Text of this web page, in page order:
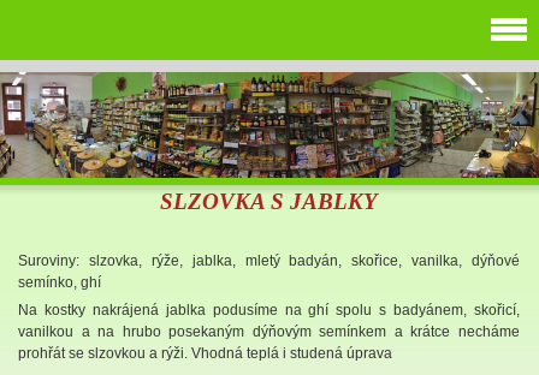
SLZOVKA S JABLKY
Suroviny: slzovka, rýže, jablka, mletý badyán, skořice, vanilka, dýňové
semínko, ghí
Na kostky nakrájená jablka podusíme na ghí spolu s badyánem, skořicí,
vanilkou a na hrubo posekaným dýňovým semínkem a krátce necháme
prohřát se slzovkou a rýži. Vhodná teplá i studená úprava